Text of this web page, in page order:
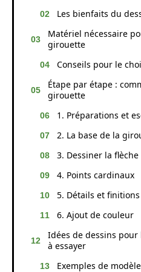
Les bienfaits du
Matériel nécessaire
girouette
Conseils pour le
Étape par étape :
girouette
1. Préparations et
2. La base de la
3. Dessiner la flèche
4. Points cardinaux
5. Détails et finitions
6. Ajout de couleur
Idées de dessins
à essayer
Exemples de